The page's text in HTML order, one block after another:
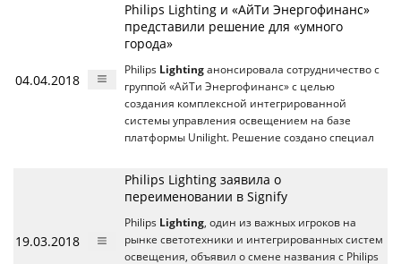
04.04.2018
Philips Lighting и «АйТи Энергофинанс»
представили решение для «умного
города»
Philips Lighting анонсировала сотрудничество с
группой «АйТи Энергофинанс» с целью
создания комплексной интегрированной
системы управления освещением на базе
платформы Unilight. Решение создано специал
19.03.2018
Philips Lighting заявила о
переименовании в Signify
Philips Lighting, один из важных игроков на
рынке светотехники и интегрированных систем
освещения, объявил о смене названия с Philips